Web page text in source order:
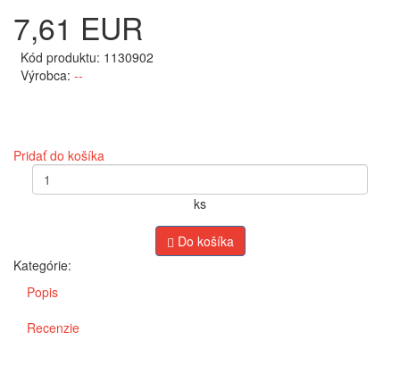
7,61 EUR
Kód produktu: 1130902
Výrobca: --
Pridať do košíka
ks
Do košíka
Kategórie:
Popis
Recenzie